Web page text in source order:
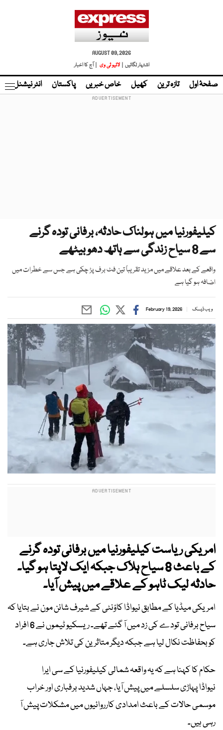
AUGUST 09, 2026
اشتہار لگائیں |
لائیو ٹی وی | آج کا اخبار
صفحۂ اول تازہ ترین کھیل خاص خبریں پاکستان انٹر نیشنل
کیلیفورنیا میں ہولناک حادثہ، برفانی تودہ گرنے
سے 8 سیاح زندگی سے ہاتھ دھو بیٹھے
واقعے کے بعد علاقے میں مزید تقریباً تین فٹ برف پڑ چکی ہے جس سے خطرات میں
اضافہ ہو گیا ہے
ویب ڈیسک February 19, 2026
امریکی ریاست کیلیفورنیا میں برفانی تودہ گرنے
کے باعث 8 سیاح ہلاک جبکہ ایک لاپتا ہو گیا۔
حادثہ لیک ٹاہو کے علاقے میں پیش آیا۔
امریکی میڈیا کے مطابق نیواڈا کاؤنٹی کے شیرف شانن مون نے بتایا کہ
سیاح برفانی تودے کی زد میں آ گئے تھے۔ ریسکیو ٹیموں نے 6 افراد
کو بحفاظت نکال لیا ہے جبکہ دیگر متاثرین کی تلاش جاری ہے۔
حکام کا کہنا ہے کہ یہ واقعہ شمالی کیلیفورنیا کے سی ایرا
نیواڈا پہاڑی سلسلے میں پیش آیا، جہاں شدید برفباری اور خراب
موسمی حالات کے باعث امدادی کارروائیوں میں مشکلات پیش آ
رہی ہیں۔